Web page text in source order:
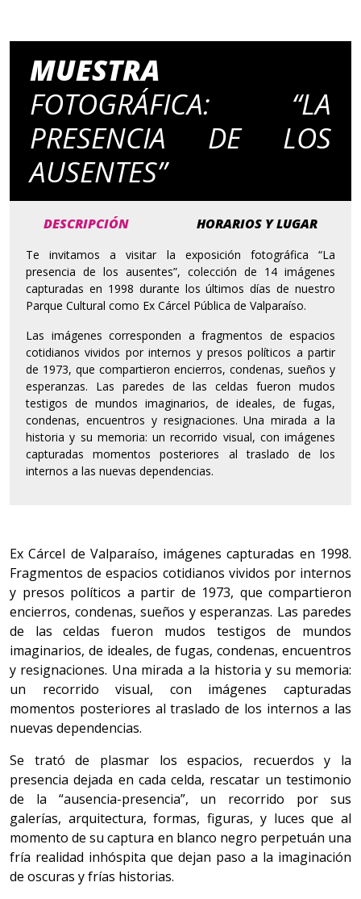
MUESTRA
FOTOGRÁFICA: “LA
PRESENCIA DE LOS
AUSENTES”
DESCRIPCIÓN HORARIOS Y LUGAR
Te invitamos a visitar la exposición fotográfica “La
presencia de los ausentes”, colección de 14 imágenes
capturadas en 1998 durante los últimos días de nuestro
Parque Cultural como Ex Cárcel Pública de Valparaíso.
Las imágenes corresponden a fragmentos de espacios
cotidianos vividos por internos y presos políticos a partir
de 1973, que compartieron encierros, condenas, sueños y
esperanzas. Las paredes de las celdas fueron mudos
testigos de mundos imaginarios, de ideales, de fugas,
condenas, encuentros y resignaciones. Una mirada a la
historia y su memoria: un recorrido visual, con imágenes
capturadas momentos posteriores al traslado de los
internos a las nuevas dependencias.
Ex Cárcel de Valparaíso, imágenes capturadas en 1998.
Fragmentos de espacios cotidianos vividos por internos
y presos políticos a partir de 1973, que compartieron
encierros, condenas, sueños y esperanzas. Las paredes
de las celdas fueron mudos testigos de mundos
imaginarios, de ideales, de fugas, condenas, encuentros
y resignaciones. Una mirada a la historia y su memoria:
un recorrido visual, con imágenes capturadas
momentos posteriores al traslado de los internos a las
nuevas dependencias.
Se trató de plasmar los espacios, recuerdos y la
presencia dejada en cada celda, rescatar un testimonio
de la “ausencia-presencia”, un recorrido por sus
galerías, arquitectura, formas, figuras, y luces que al
momento de su captura en blanco negro perpetuán una
fría realidad inhóspita que dejan paso a la imaginación
de oscuras y frías historias.